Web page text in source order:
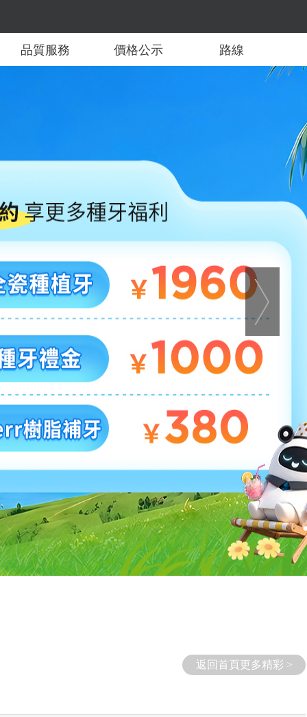
品質服務 價格公示 路線
返回首頁更多精彩 >